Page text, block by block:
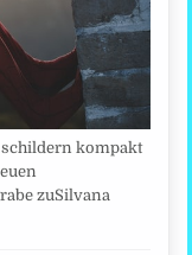
schildern kompakt
zuSilvana